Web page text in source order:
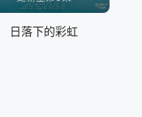
日落下的彩虹